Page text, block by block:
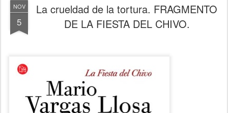
NOV
5
La crueldad de la tortura. FRAGMENTO
DE LA FIESTA DEL CHIVO.